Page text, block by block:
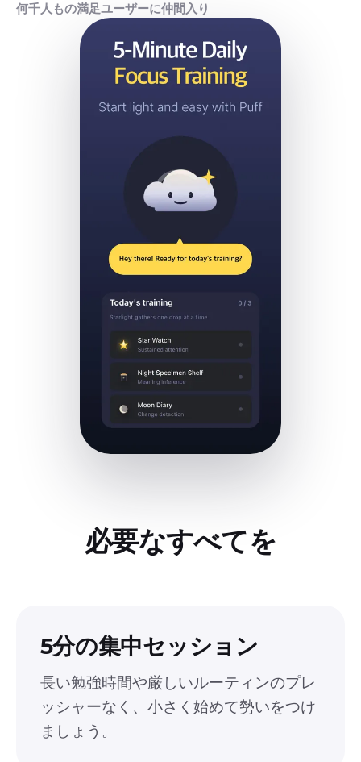
何千人もの満足ユーザーに仲間入り
必要なすべてを
5分の集中セッション
長い勉強時間や厳しいルーティンのプレ
ッシャーなく、小さく始めて勢いをつけ
ましょう。